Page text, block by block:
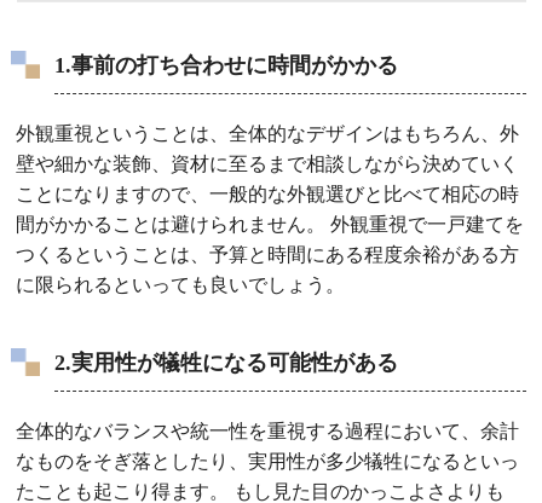
1.事前の打ち合わせに時間がかかる
外観重視ということは、全体的なデザインはもちろん、外
壁や細かな装飾、資材に至るまで相談しながら決めていく
ことになりますので、一般的な外観選びと比べて相応の時
間がかかることは避けられません。 外観重視で一戸建てを
つくるということは、予算と時間にある程度余裕がある方
に限られるといっても良いでしょう。
2.実用性が犠牲になる可能性がある
全体的なバランスや統一性を重視する過程において、余計
なものをそぎ落としたり、実用性が多少犠牲になるといっ
たことも起こり得ます。 もし見た目のかっこよさよりも